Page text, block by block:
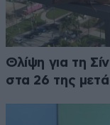
Θλίψη για τη
στα 26 της